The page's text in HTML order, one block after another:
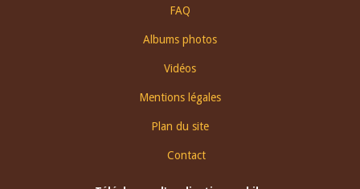
FAQ
Albums photos
Vidéos
Mentions légales
Plan du site
Contact